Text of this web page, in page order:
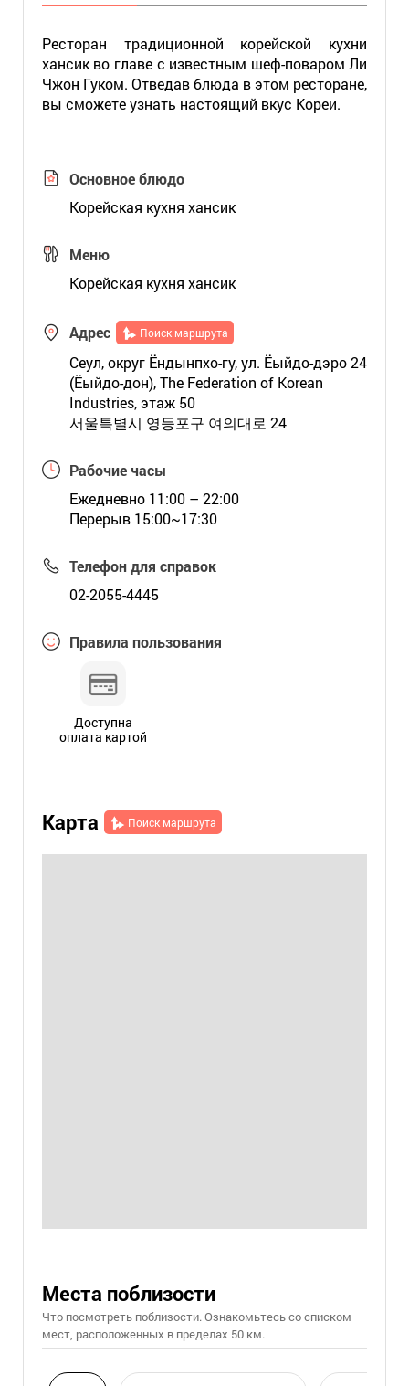
Ресторан традиционной корейской кухни
хансик во главе с известным шеф-поваром Ли
Чжон Гуком. Отведав блюда в этом ресторане,
вы сможете узнать настоящий вкус Кореи.
Основное блюдо
Корейская кухня хансик
Меню
Корейская кухня хансик
Адрес Поиск маршрута
Сеул, округ Ёндынпхо-гу, ул. Ёыйдо-дэро 24
(Ёыйдо-дон), The Federation of Korean
Industries, этаж 50
서울특별시 영등포구 여의대로 24
Рабочие часы
Ежедневно 11:00 – 22:00
Перерыв 15:00~17:30
Телефон для справок
02-2055-4445
Правила пользования
Доступна
оплата картой
Карта Поиск маршрута
Места поблизости
Что посмотреть поблизости. Ознакомьтесь со списком
мест, расположенных в пределах 50 км.